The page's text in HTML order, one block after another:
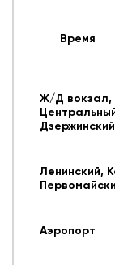
Время
Ж/Д вокзал,
Ленинский,
Аэропорт